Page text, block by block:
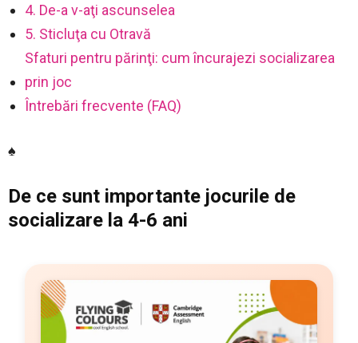
4. De-a v-aţi ascunselea
5. Sticluţa cu Otravă
Sfaturi pentru părinţi: cum încurajezi socializarea
prin joc
Întrebări frecvente (FAQ)
♠
De ce sunt importante jocurile de
socializare la 4-6 ani